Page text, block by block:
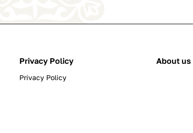
Privacy Policy
Privacy Policy
About us